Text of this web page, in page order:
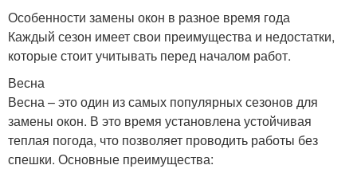
Особенности замены окон в разное время года
Каждый сезон имеет свои преимущества и недостатки,
которые стоит учитывать перед началом работ.
Весна
Весна – это один из самых популярных сезонов для
замены окон. В это время установлена устойчивая
теплая погода, что позволяет проводить работы без
спешки. Основные преимущества: